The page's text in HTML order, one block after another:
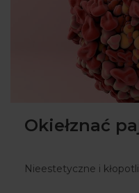
Okiełznać
Nieestetyczne i